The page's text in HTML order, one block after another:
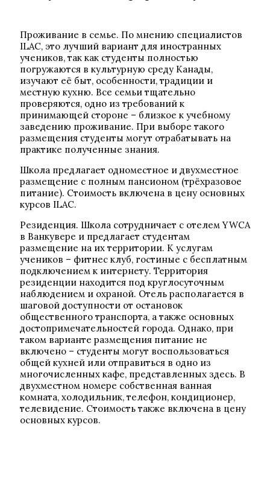
Проживание в семье. По мнению специалистов
ILAC, это лучший вариант для иностранных
учеников, так как студенты полностью
погружаются в культурную среду Канады,
изучают её быт, особенности, традиции и
местную кухню. Все семьи тщательно
проверяются, одно из требований к
принимающей стороне – близкое к учебному
заведению проживание. При выборе такого
размещения студенты могут отрабатывать на
практике полученные знания.
Школа предлагает одноместное и двухместное
размещение с полным пансионом (трёхразовое
питание). Стоимость включена в цену основных
курсов ILAC.
Резиденция. Школа сотрудничает с отелем YWCA
в Ванкувере и предлагает студентам
размещение на их территории. К услугам
учеников – фитнес клуб, гостиные с бесплатным
подключением к интернету. Территория
резиденции находится под круглосуточным
наблюдением и охраной. Отель располагается в
шаговой доступности от остановок
общественного транспорта, а также основных
достопримечательностей города. Однако, при
таком варианте размещения питание не
включено – студенты могут воспользоваться
общей кухней или отправиться в одно из
многочисленных кафе, представленных здесь. В
двухместном номере собственная ванная
комната, холодильник, телефон, кондиционер,
телевидение. Стоимость также включена в цену
основных курсов.